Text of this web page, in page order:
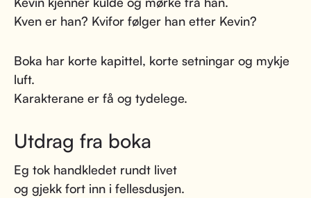
Kven er han? Kvifor følger han etter Kevin?
Boka har korte kapittel, korte setningar og mykje
luft.
Karakterane er få og tydelege.
Utdrag fra boka
Eg tok handkledet rundt livet
og gjekk fort inn i fellesdusjen.